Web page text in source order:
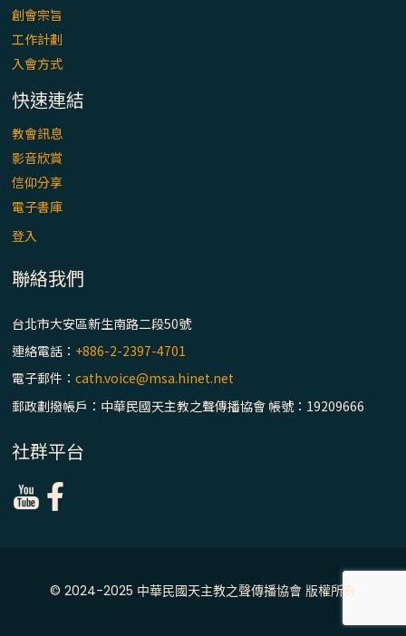
【信仰之旅】第七集：「罪的啟示」—黃錦
「禧年 來~」第十三集：論《在希望中得救》
「禧年 來~」第十一集：續談禧年特色 ~ 聖門
/ 梅山中華聖母朝聖地
創會宗旨
工作計劃
入會方式
快速連結
教會訊息
影音欣賞
信仰分享
電子書庫
登入
聯絡我們
台北市大安區新生南路二段50號
連絡電話： +886-2-2397-4701
電子郵件：cath.voice@msa.hinet.net
郵政劃撥帳戶：中華民國天主教之聲傳播協會 帳號：19209666
社群平台
© 2024-2025 中華民國天主教之聲傳播協會 版權所有